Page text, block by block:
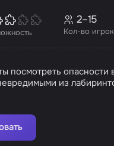
Кол-во
2–15
посмотреть опасности
из